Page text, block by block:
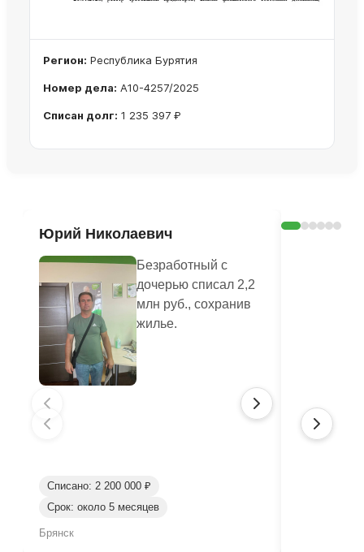
Регион: Республика Бурятия
Номер дела: А10-4257/2025
Списан долг: 1 235 397 ₽
Юрий Николаевич
Безработный с
дочерью списал 2,2
млн руб., сохранив
жилье.
Списано: 2 200 000 ₽
Срок: около 5 месяцев
Брянск